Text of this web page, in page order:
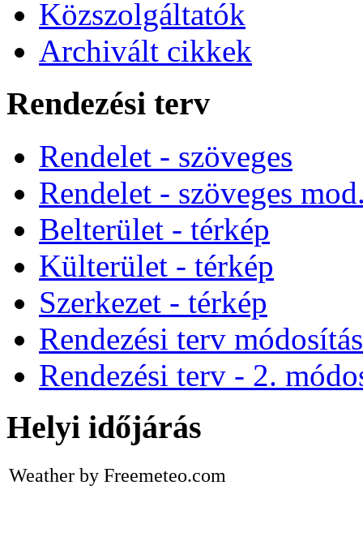
Közszolgáltatók
Archivált cikkek
Rendezési terv
Rendelet - szöveges
Rendelet - szöveges
Belterület - térkép
Külterület - térkép
Szerkezet - térkép
Rendezési terv
Rendezési terv - 2.
Helyi időjárás
Weather by Freemeteo.com